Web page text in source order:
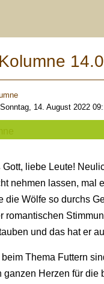
14. August 2022
liebe Leute!
nehmen lassen, mal
die Wölfe so durchs
romantischen
und das hat er
Thema Futtern
ganzen Herzen für die